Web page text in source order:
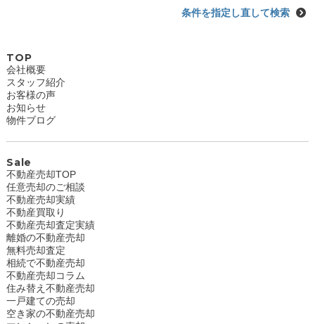
条件を指定し直して検索
TOP
会社概要
スタッフ紹介
お客様の声
お知らせ
物件ブログ
Sale
不動産売却TOP
任意売却のご相談
不動産売却実績
不動産買取り
不動産売却査定実績
離婚の不動産売却
無料売却査定
相続で不動産売却
不動産売却コラム
住み替え不動産売却
一戸建ての売却
空き家の不動産売却